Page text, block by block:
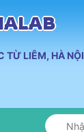
TỪ LIÊM, HÀ NỘI